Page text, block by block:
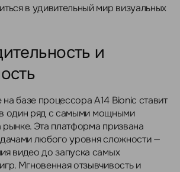
в удивительный мир визуальных
и
базе процессора A14 Bionic ставит
в один ряд с самыми мощными
рынке. Эта платформа призвана
любого уровня сложности —
видео до запуска самых
Мгновенная отзывчивость и